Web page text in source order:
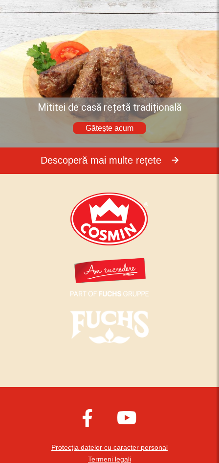
Mititei de casă rețetă tradițională
Gătește acum
Descoperă mai multe rețete
Protecția datelor cu caracter personal
Termeni legali